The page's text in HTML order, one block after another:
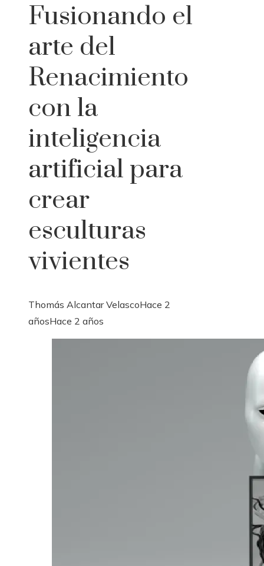
Fusionando el
arte del
Renacimiento
con la
inteligencia
artificial para
crear
esculturas
vivientes
Thomás Alcantar VelascoHace 2
añosHace 2 años